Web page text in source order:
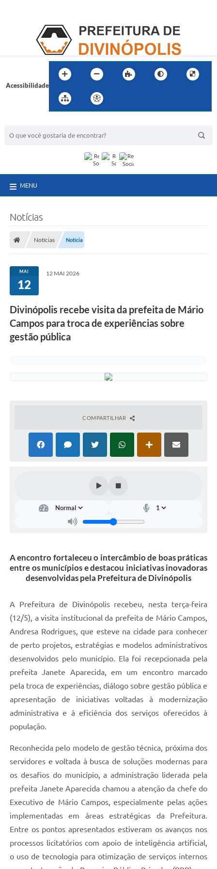
Acessibilidade
MENU
Notícias
Notícias Notícia
MAI
12
12 MAI 2026
Divinópolis recebe visita da prefeita de Mário
Campos para troca de experiências sobre
gestão pública
COMPARTILHAR
A encontro fortaleceu o intercâmbio de boas práticas
entre os municípios e destacou iniciativas inovadoras
desenvolvidas pela Prefeitura de Divinópolis
A Prefeitura de Divinópolis recebeu, nesta terça-feira
(12/5), a visita institucional da prefeita de Mário Campos,
Andresa Rodrigues, que esteve na cidade para conhecer
de perto projetos, estratégias e modelos administrativos
desenvolvidos pelo município. Ela foi recepcionada pela
prefeita Janete Aparecida, em um encontro marcado
pela troca de experiências, diálogo sobre gestão pública e
apresentação de iniciativas voltadas à modernização
administrativa e à eficiência dos serviços oferecidos à
população.
Reconhecida pelo modelo de gestão técnica, próxima dos
servidores e voltada à busca de soluções modernas para
os desafios do município, a administração liderada pela
prefeita Janete Aparecida chamou a atenção da chefe do
Executivo de Mário Campos, especialmente pelas ações
implementadas em áreas estratégicas da Prefeitura.
Entre os pontos apresentados estiveram os avanços nos
processos licitatórios com apoio de inteligência artificial,
o uso de tecnologia para otimização de serviços internos